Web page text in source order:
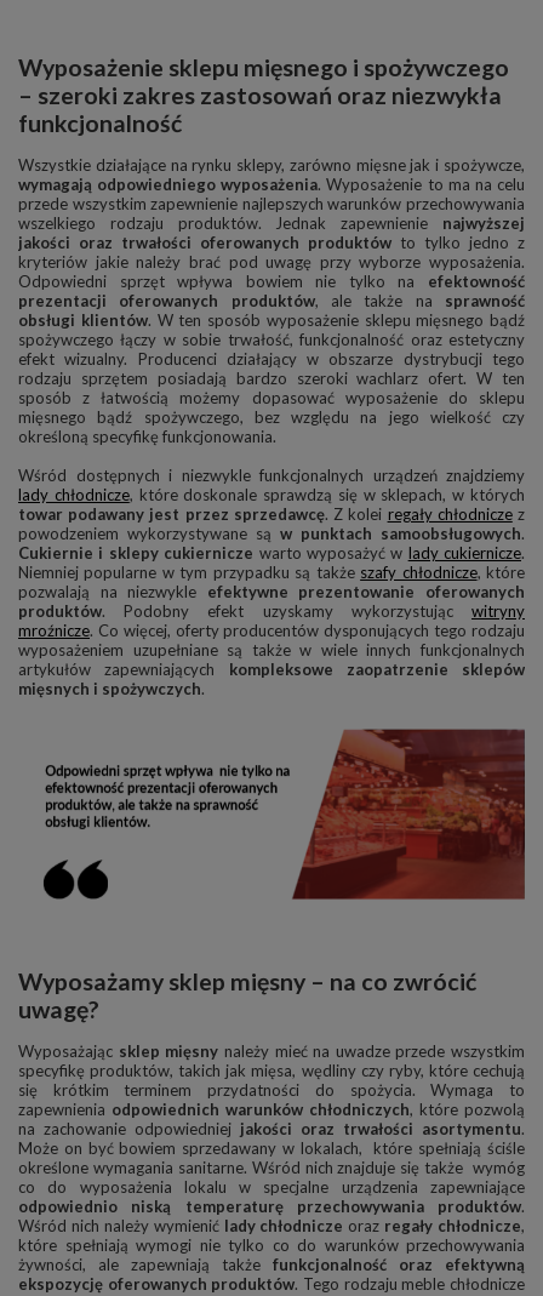
Wyposażenie sklepu mięsnego i spożywczego
– szeroki zakres zastosowań oraz niezwykła
funkcjonalność
Wszystkie działające na rynku sklepy, zarówno mięsne jak i spożywcze,
wymagają odpowiedniego wyposażenia. Wyposażenie to ma na celu
przede wszystkim zapewnienie najlepszych warunków przechowywania
wszelkiego rodzaju produktów. Jednak zapewnienie najwyższej
jakości oraz trwałości oferowanych produktów to tylko jedno z
kryteriów jakie należy brać pod uwagę przy wyborze wyposażenia.
Odpowiedni sprzęt wpływa bowiem nie tylko na efektowność
prezentacji oferowanych produktów, ale także na sprawność
obsługi klientów. W ten sposób wyposażenie sklepu mięsnego bądź
spożywczego łączy w sobie trwałość, funkcjonalność oraz estetyczny
efekt wizualny. Producenci działający w obszarze dystrybucji tego
rodzaju sprzętem posiadają bardzo szeroki wachlarz ofert. W ten
sposób z łatwością możemy dopasować wyposażenie do sklepu
mięsnego bądź spożywczego, bez względu na jego wielkość czy
określoną specyfikę funkcjonowania.
Wśród dostępnych i niezwykle funkcjonalnych urządzeń znajdziemy
lady chłodnicze, które doskonale sprawdzą się w sklepach, w których
towar podawany jest przez sprzedawcę. Z kolei regały chłodniczez
powodzeniem wykorzystywane są w punktach samoobsługowych.
Cukiernie i sklepy cukiernicze warto wyposażyć w lady cukiernicze.
Niemniej popularne w tym przypadku są także szafy chłodnicze, które
pozwalają na niezwykle efektywne prezentowanie oferowanych
produktów. Podobny efekt uzyskamy wykorzystując witryny
mroźnicze. Co więcej, oferty producentów dysponujących tego rodzaju
wyposażeniem uzupełniane są także w wiele innych funkcjonalnych
artykułów zapewniających kompleksowe zaopatrzenie sklepów
mięsnych i spożywczych.
Wyposażamy sklep mięsny – na co zwrócić
uwagę?
Wyposażając sklep mięsny należy mieć na uwadze przede wszystkim
specyfikę produktów, takich jak mięsa, wędliny czy ryby, które cechują
się krótkim terminem przydatności do spożycia. Wymaga to
zapewnienia odpowiednich warunków chłodniczych, które pozwolą
na zachowanie odpowiedniej jakości oraz trwałości asortymentu.
Może on być bowiem sprzedawany w lokalach, które spełniają ściśle
określone wymagania sanitarne. Wśród nich znajduje się także wymóg
co do wyposażenia lokalu w specjalne urządzenia zapewniające
odpowiednio niską temperaturę przechowywania produktów.
Wśród nich należy wymienić lady chłodnicze oraz regały chłodnicze,
które spełniają wymogi nie tylko co do warunków przechowywania
żywności, ale zapewniają także funkcjonalność oraz efektywną
ekspozycję oferowanych produktów. Tego rodzaju meble chłodnicze